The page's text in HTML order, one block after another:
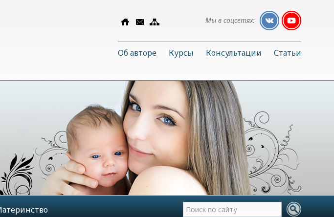
Мы в соцсетях:
Об авторе Курсы Консультации Статьи